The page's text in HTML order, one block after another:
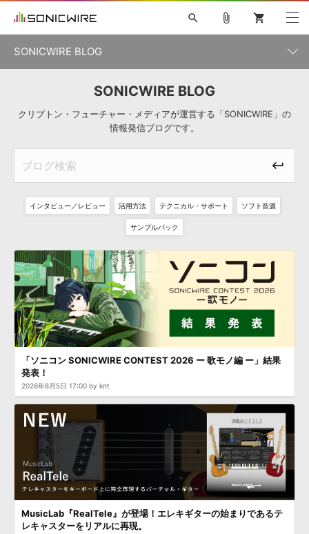
サンプルパック »
ソフトウェア／ツール »
DAW »
効果音 »
キャンペーン »
SONICWIREブログ »
製品サポート情報 »
FAQ »
お問い合わせ »
楽曲配信流通サービス
無償のサウンド管理ソフト
APS 映像のBGM・セリフを音声分離
音素材の制作・ライセンス提供
search
初音ミク V4X 鏡音リン・レン V4X
巡音ルカ V4X
ボーカル抜き出し
MEIKO V3 KAITO V3
MASSIVE
VOCALOID VIENNA
ライセンスフリーBGM
シネマティック音源特集
DUBSTEP
ELECTRONICA EDM TRANCE ROUTER.FM
ソフト音源 プラグイン・エフェクト サンプルパック
attach_file shopping_cart
SONICWIRE BLOG
SONICWIRE BLOG
クリプトン・フューチャー・メディアが運営する「SONICWIRE」の
情報発信ブログです。
インタビュー／レビュー 活用方法 テクニカル・サポート ソフト音源
サンプルパック
「ソニコン SONICWIRE CONTEST 2026 ー 歌モノ編 ー」結果
発表！
2026年8月5日 17:00 by knt
MusicLab『RealTele』が登場！エレキギターの始まりであるテ
レキャスターをリアルに再現。